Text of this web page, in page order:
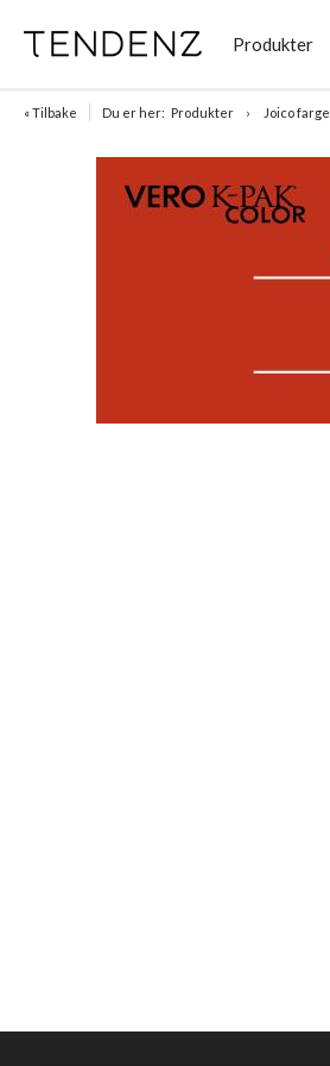
Produkter
« Tilbake Du er her: Produkter Joico farge